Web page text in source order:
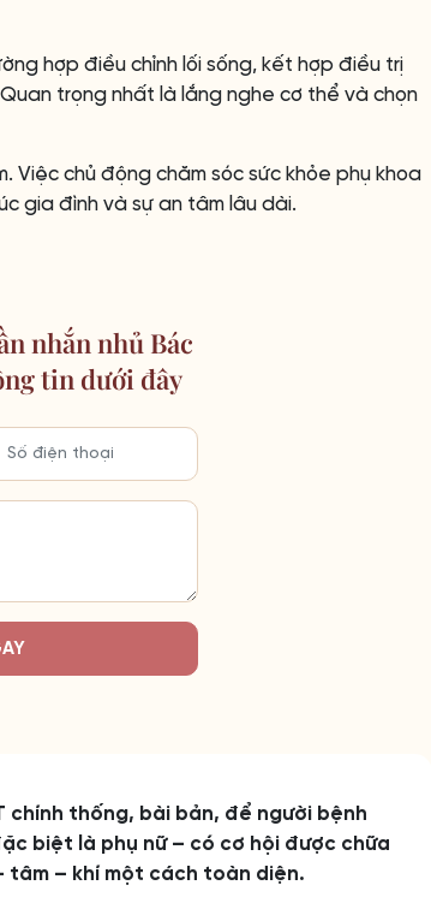
hợp điều chỉnh lối sống, kết hợp điều trị
trọng nhất là lắng nghe cơ thể và chọn
Việc chủ động chăm sóc sức khỏe phụ khoa
gia đình và sự an tâm lâu dài.
nhắn nhủ Bác
tin dưới đây
chính thống, bài bản, để người bệnh
biệt là phụ nữ – có cơ hội được chữa
tâm – khí một cách toàn diện.